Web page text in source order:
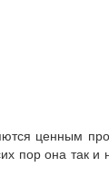
ценным
пор она так и